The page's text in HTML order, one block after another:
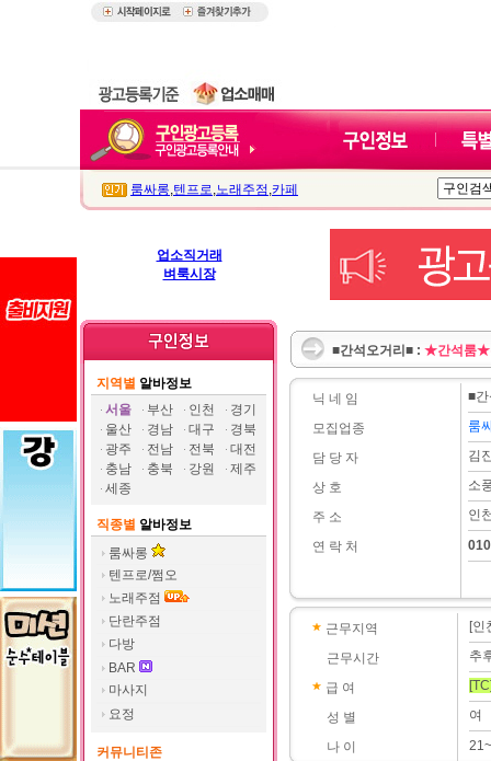
룸싸롱,텐프로,노래주점 ,카페
업소직거래
벼룩시장
지역별 알바정보
서울
부산 인천
경기
울산
경남 대구
경북
광주
전남 전북
대전
충남
충북 강원
제주
세종
직종별 알바정보
룸싸롱
텐프로/쩜오
노래주점
단란주점
다방
BAR
마사지
요정
커뮤니티존
■간석오거리■ : ★간석룸★
닉 네 임
모집업종
담 당 자
상 호
주 소
연 락 처
■
룸
김
소
인
근무지역
근무시간
급 여
성 별
나 이
[인
추
여